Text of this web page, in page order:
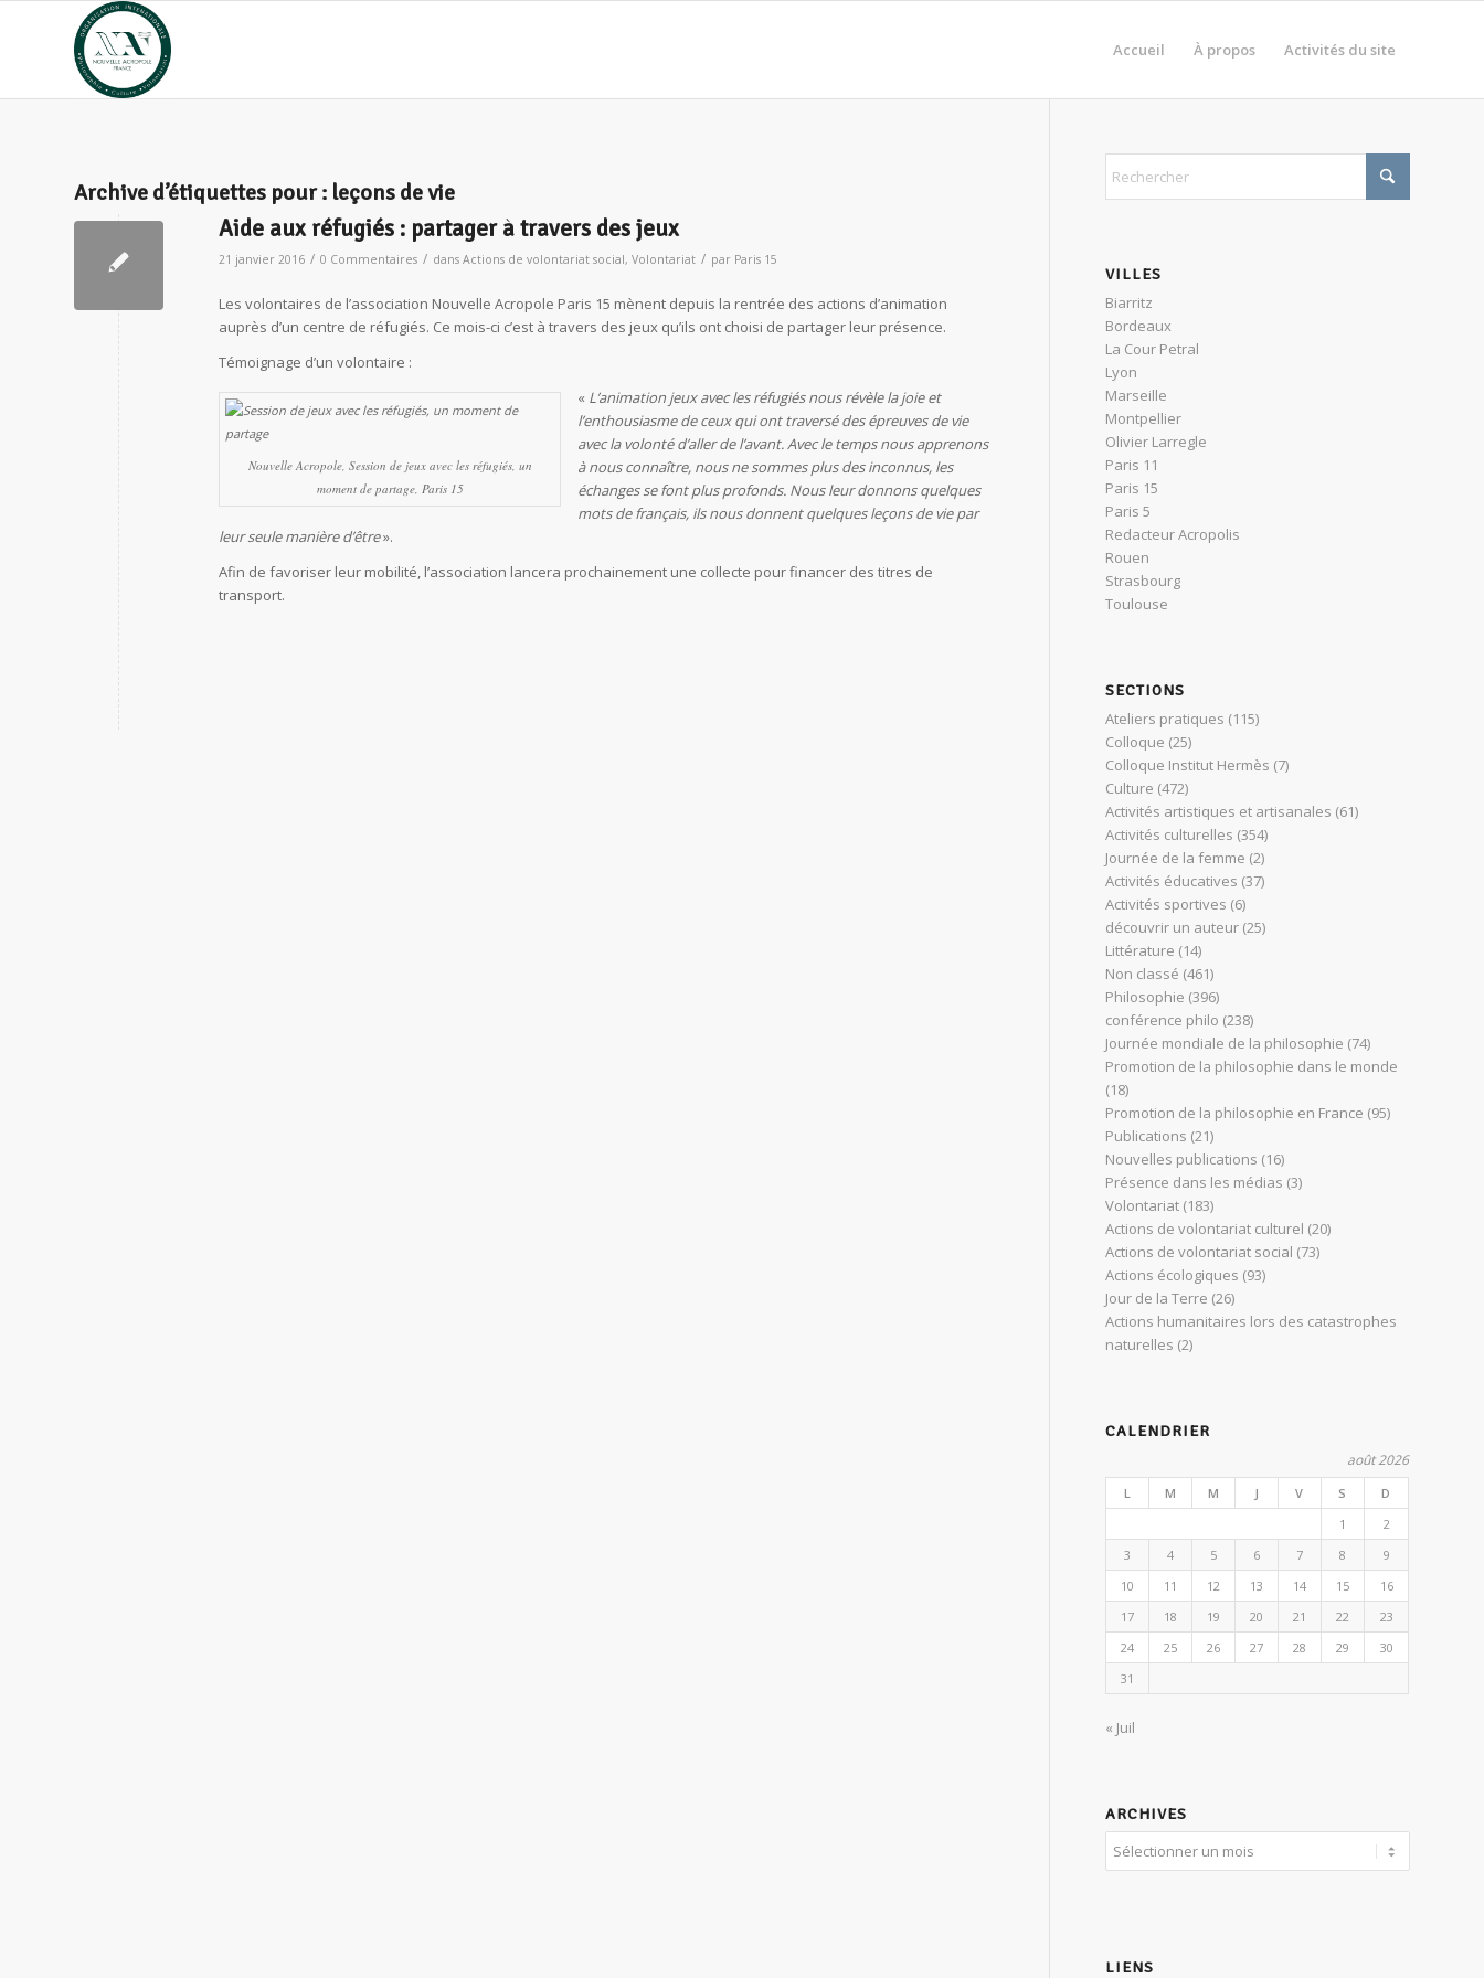
Accueil À propos Activités du site
Archive d’étiquettes pour : leçons de vie
Aide aux réfugiés : partager à travers des jeux
21 janvier 2016 / 0 Commentaires / dans Actions de volontariat social, Volontariat / par Paris 15
Les volontaires de l’association Nouvelle Acropole Paris 15 mènent depuis la rentrée des actions d’animation
auprès d’un centre de réfugiés. Ce mois-ci c’est à travers des jeux qu’ils ont choisi de partager leur présence.
Témoignage d’un volontaire :
Nouvelle Acropole, Session de jeux avec les réfugiés, un
moment de partage, Paris 15
« L’animation jeux avec les réfugiés nous révèle la joie et
l’enthousiasme de ceux qui ont traversé des épreuves de vie
avec la volonté d’aller de l’avant. Avec le temps nous apprenons
à nous connaître, nous ne sommes plus des inconnus, les
échanges se font plus profonds. Nous leur donnons quelques
mots de français, ils nous donnent quelques leçons de vie par
leur seule manière d’être».
Afin de favoriser leur mobilité, l’association lancera prochainement une collecte pour financer des titres de
transport.
VILLES
Biarritz
Bordeaux
La Cour Petral
Lyon
Marseille
Montpellier
Olivier Larregle
Paris 11
Paris 15
Paris 5
Redacteur Acropolis
Rouen
Strasbourg
Toulouse
SECTIONS
Ateliers pratiques (115)
Colloque (25)
Colloque Institut Hermès (7)
Culture (472)
Activités artistiques et artisanales (61)
Activités culturelles (354)
Journée de la femme (2)
Activités éducatives (37)
Activités sportives (6)
découvrir un auteur (25)
Littérature (14)
Non classé (461)
Philosophie (396)
conférence philo (238)
Journée mondiale de la philosophie (74)
Promotion de la philosophie dans le monde
(18)
Promotion de la philosophie en France (95)
Publications (21)
Nouvelles publications (16)
Présence dans les médias (3)
Volontariat (183)
Actions de volontariat culturel (20)
Actions de volontariat social (73)
Actions écologiques (93)
Jour de la Terre (26)
Actions humanitaires lors des catastrophes
naturelles (2)
CALENDRIER
août 2026
L M M J V S
D
1
2
3
4 5 6 7 8
9
10
11 12 13 14 15
16
17
18 19 20 21 22
23
24
25 26 27 28 29
30
31
« Juil
ARCHIVES
LIENS